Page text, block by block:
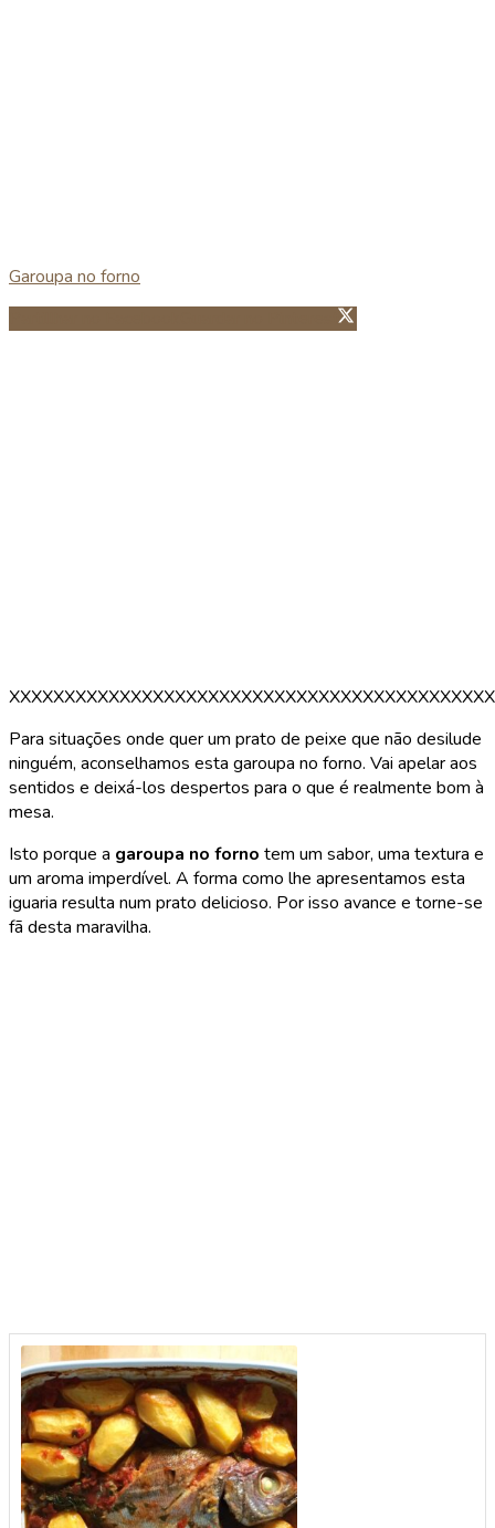
Garoupa no forno
Guardar no Pinterest
Para situações onde quer um prato de peixe que não desilude
ninguém, aconselhamos esta garoupa no forno. Vai apelar aos
sentidos e deixá-los despertos para o que é realmente bom à
mesa.
Isto porque a garoupa no forno tem um sabor, uma textura e
um aroma imperdível. A forma como lhe apresentamos esta
iguaria resulta num prato delicioso. Por isso avance e torne-se
fã desta maravilha.